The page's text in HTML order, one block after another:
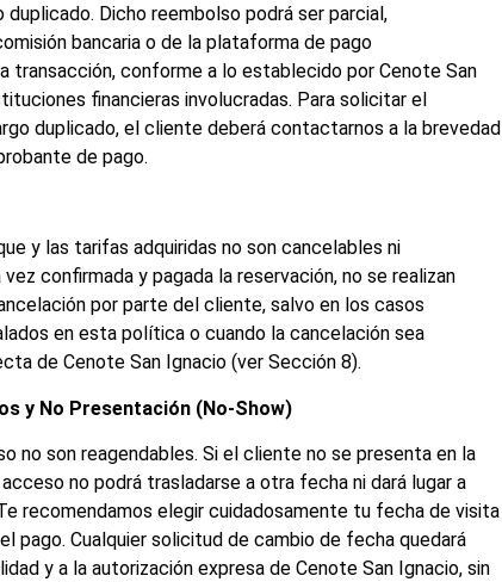
Dicho reembolso podrá ser parcial,
bancaria o de la plataforma de pago
transacción, conforme a lo establecido por Cenote San
financieras involucradas. Para solicitar el
duplicado, el cliente deberá contactarnos a la brevedad
de pago.
y las tarifas adquiridas no son cancelables ni
confirmada y pagada la reservación, no se realizan
por parte del cliente, salvo en los casos
en esta política o cuando la cancelación sea
de Cenote San Ignacio (ver Sección 8).
y No Presentación (No-Show)
no son reagendables. Si el cliente no se presenta en la
no podrá trasladarse a otra fecha ni dará lugar a
recomendamos elegir cuidadosamente tu fecha de visita
pago. Cualquier solicitud de cambio de fecha quedará
y a la autorización expresa de Cenote San Ignacio, sin